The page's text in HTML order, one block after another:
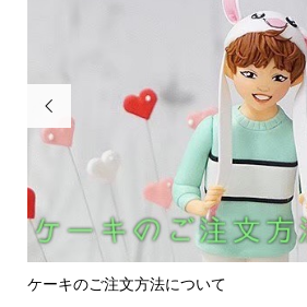

ケーキのご注文方法について